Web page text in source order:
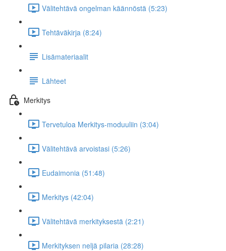
Välitehtävä ongelman käännöstä (5:23)
Tehtäväkirja (8:24)
Lisämateriaalit
Lähteet
Merkitys
Tervetuloa Merkitys-moduuliin (3:04)
Välitehtävä arvoistasi (5:26)
Eudaimonia (51:48)
Merkitys (42:04)
Välitehtävä merkityksestä (2:21)
Merkityksen neljä pilaria (28:28)